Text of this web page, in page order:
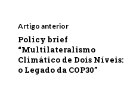
Artigo anterior
Policy brief
“Multilateralismo
Climático de Dois Níveis:
o Legado da COP30”